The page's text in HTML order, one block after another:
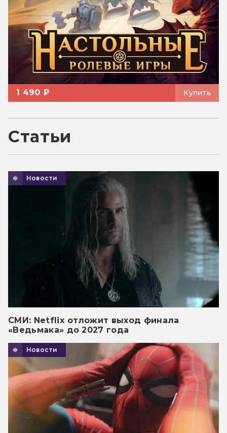
1 490 ₽ Купить
Статьи
Новости
СМИ: Netflix отложит выход финала
«Ведьмака» до 2027 года
Новости